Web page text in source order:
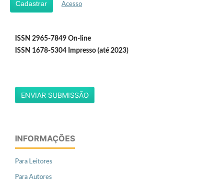
Cadastrar Acesso
ISSN 2965-7849 On-line
ISSN 1678-5304 Impresso (até 2023)
ENVIAR SUBMISSÃO
INFORMAÇÕES
Para Leitores
Para Autores